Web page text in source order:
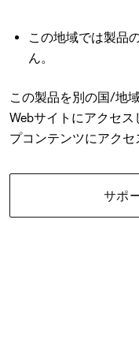
この地域では製品
ん。
この製品を別の国/地
Webサイトにアクセ
プコンテンツにアクセ
サポ